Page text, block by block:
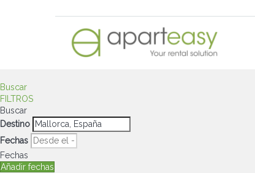
Buscar
FILTROS
Buscar
Destino
Fechas
Fechas
Añadir fechas